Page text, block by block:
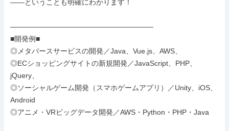
――ということも明確にわかります！
――――――――――――――――――――
■開発例■
◎メタバースサービスの開発／Java、Vue.js、AWS、
◎ECショッピングサイトの新規開発／JavaScript、PHP、
jQuery、
◎ソーシャルゲーム開発（スマホゲームアプリ）／Unity、iOS、
Android
◎アニメ・VRビッグデータ開発／AWS・Python・PHP・Java